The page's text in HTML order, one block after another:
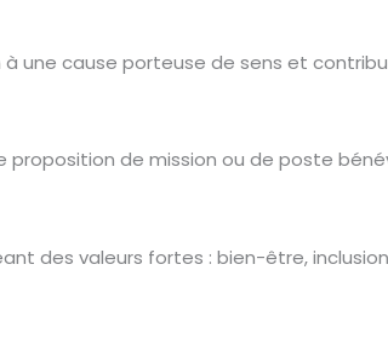
une cause porteuse de sens et
proposition de mission ou de poste
des valeurs fortes : bien-être,